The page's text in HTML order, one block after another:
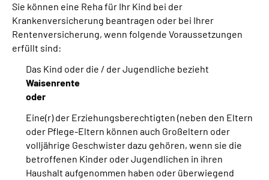
Sie können eine Reha für Ihr Kind bei der
Krankenversicherung beantragen oder bei Ihrer
Rentenversicherung, wenn folgende Voraussetzungen
erfüllt sind:
Das Kind oder die / der Jugendliche bezieht
Waisenrente
oder
Eine(r) der Erziehungsberechtigten (neben den Eltern
oder Pflege-Eltern können auch Großeltern oder
volljährige Geschwister dazu gehören, wenn sie die
betroffenen Kinder oder Jugendlichen in ihren
Haushalt aufgenommen haben oder überwiegend